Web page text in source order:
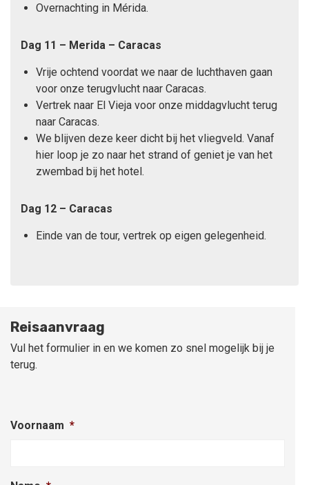
Overnachting in Mérida.
Dag 11 – Merida – Caracas
Vrije ochtend voordat we naar de luchthaven gaan
voor onze terugvlucht naar Caracas.
Vertrek naar El Vieja voor onze middagvlucht terug
naar Caracas.
We blijven deze keer dicht bij het vliegveld. Vanaf
hier loop je zo naar het strand of geniet je van het
zwembad bij het hotel.
Dag 12 – Caracas
Einde van de tour, vertrek op eigen gelegenheid.
Reisaanvraag
Vul het formulier in en we komen zo snel mogelijk bij je
terug.
Voornaam *